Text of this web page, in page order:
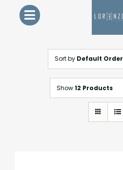
Sort by Default Order
Show12 Products